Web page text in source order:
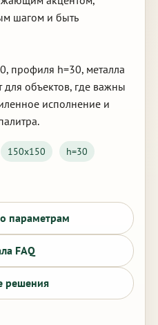
шагом и быть
профиля h=30, металла
объектов, где важны
исполнение и
150х150
h=30
параметрам
FAQ
решения